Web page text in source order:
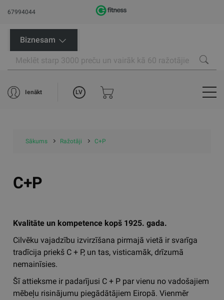
67994044
Biznesam
Ienākt LV
Sākums Ražotāji C+P
C+P
Kvalitāte un kompetence kopš 1925. gada.
Cilvēku vajadzību izvirzīšana pirmajā vietā ir svarīga
tradīcija priekš C + P, un tas, visticamāk, drīzumā
nemainīsies.
Šī attieksme ir padarījusi C + P par vienu no vadošajiem
mēbeļu risinājumu piegādātājiem Eiropā. Vienmēr